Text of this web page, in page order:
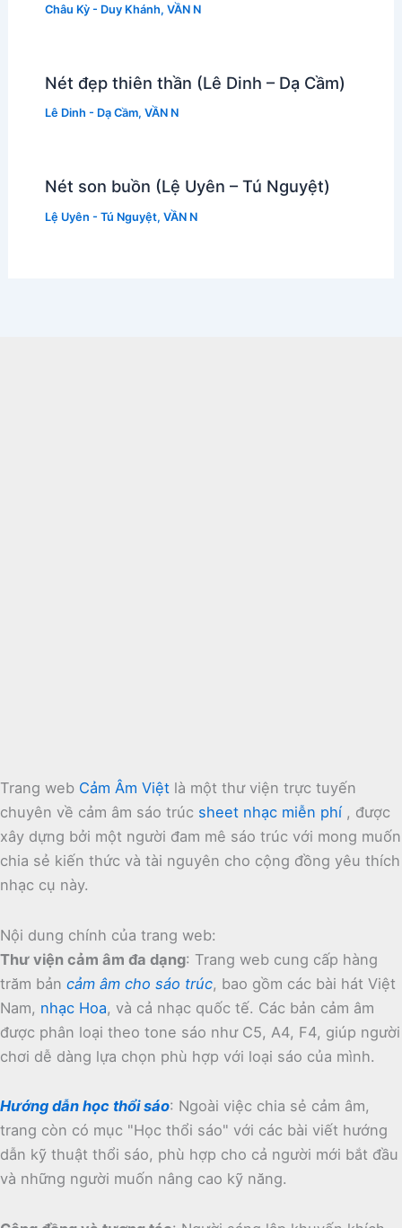
Châu Kỳ - Duy Khánh, VẦN N
Nét đẹp thiên thần (Lê Dinh – Dạ Cầm)
Lê Dinh - Dạ Cầm, VẦN N
Nét son buồn (Lệ Uyên – Tú Nguyệt)
Lệ Uyên - Tú Nguyệt, VẦN N
Trang web Cảm Âm Việt là một thư viện trực tuyến
chuyên về cảm âm sáo trúc sheet nhạc miễn phí , được
xây dựng bởi một người đam mê sáo trúc với mong muốn
chia sẻ kiến thức và tài nguyên cho cộng đồng yêu thích
nhạc cụ này.
Nội dung chính của trang web:
Thư viện cảm âm đa dạng: Trang web cung cấp hàng
trăm bản cảm âm cho sáo trúc, bao gồm các bài hát Việt
Nam, nhạc Hoa, và cả nhạc quốc tế. Các bản cảm âm
được phân loại theo tone sáo như C5, A4, F4, giúp người
chơi dễ dàng lựa chọn phù hợp với loại sáo của mình.
Hướng dẫn học thổi sáo: Ngoài việc chia sẻ cảm âm,
trang còn có mục "Học thổi sáo" với các bài viết hướng
dẫn kỹ thuật thổi sáo, phù hợp cho cả người mới bắt đầu
và những người muốn nâng cao kỹ năng.